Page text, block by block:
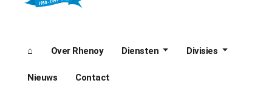
⌂ Over Rhenoy Diensten Divisies
Nieuws Contact